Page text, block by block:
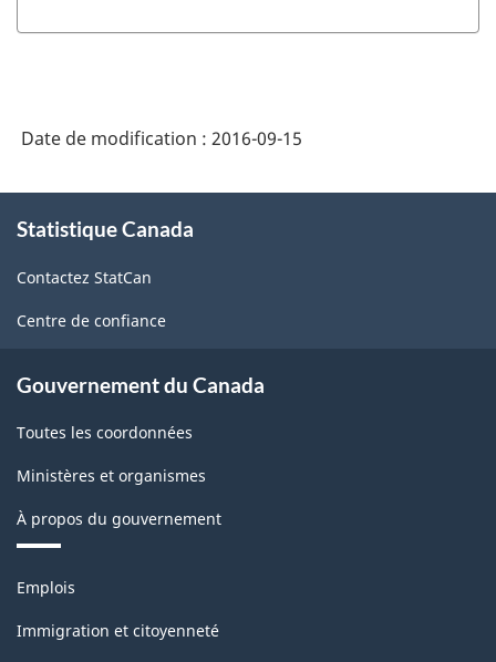
de
l'enquête
sur
la
active
Structure
de
classification
Date de modification : 2016-09-15
propos
ce
site
Statistique Canada
Contactez StatCan
Centre de confiance
Gouvernement du Canada
Toutes les coordonnées
Ministères et organismes
À propos du gouvernement
Thèmes
sujets
Emplois
Immigration et citoyenneté